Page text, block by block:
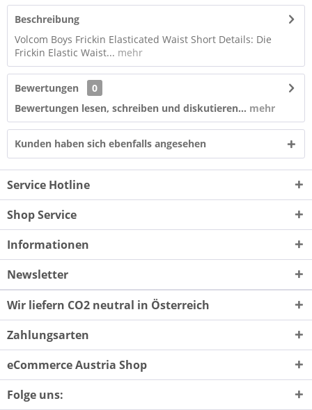
Beschreibung
Volcom Boys Frickin Elasticated Waist Short Details: Die
Frickin Elastic Waist... mehr
Bewertungen
0
Bewertungen lesen, schreiben und diskutieren... mehr
Kunden haben sich ebenfalls angesehen
Service Hotline
Shop Service
Informationen
Newsletter
Wir liefern CO2 neutral in Österreich
Zahlungsarten
eCommerce Austria Shop
Folge uns: